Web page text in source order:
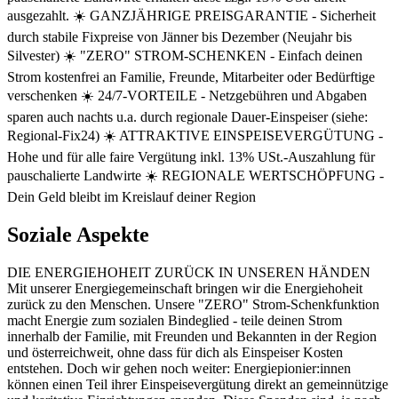
ausgezahlt. ☀️ GANZJÄHRIGE PREISGARANTIE - Sicherheit
durch stabile Fixpreise von Jänner bis Dezember (Neujahr bis
Silvester) ☀️ "ZERO" STROM-SCHENKEN - Einfach deinen
Strom kostenfrei an Familie, Freunde, Mitarbeiter oder Bedürftige
verschenken ☀️ 24/7-VORTEILE - Netzgebühren und Abgaben
sparen auch nachts u.a. durch regionale Dauer-Einspeiser (siehe:
Regional-Fix24) ☀️ ATTRAKTIVE EINSPEISEVERGÜTUNG -
Hohe und für alle faire Vergütung inkl. 13% USt.-Auszahlung für
pauschalierte Landwirte ☀️ REGIONALE WERTSCHÖPFUNG -
Dein Geld bleibt im Kreislauf deiner Region
Soziale Aspekte
DIE ENERGIEHOHEIT ZURÜCK IN UNSEREN HÄNDEN
Mit unserer Energiegemeinschaft bringen wir die Energiehoheit
zurück zu den Menschen. Unsere "ZERO" Strom-Schenkfunktion
macht Energie zum sozialen Bindeglied - teile deinen Strom
innerhalb der Familie, mit Freunden und Bekannten in der Region
und österreichweit, ohne dass für dich als Einspeiser Kosten
entstehen. Doch wir gehen noch weiter: Energiepionier:innen
können einen Teil ihrer Einspeisevergütung direkt an gemeinnützige